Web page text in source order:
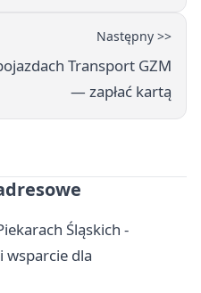
Następny >>
Transport GZM
— zapłać kartą
Śląskich -
wsparcie dla